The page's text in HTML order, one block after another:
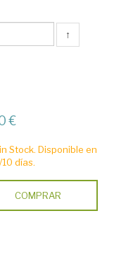
↑
€
Stock. Disponible en
días.
COMPRAR